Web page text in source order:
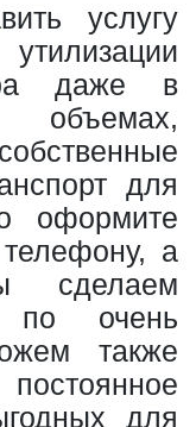
услугу
даже в
для
оформите
а
сделаем
по очень
также
для